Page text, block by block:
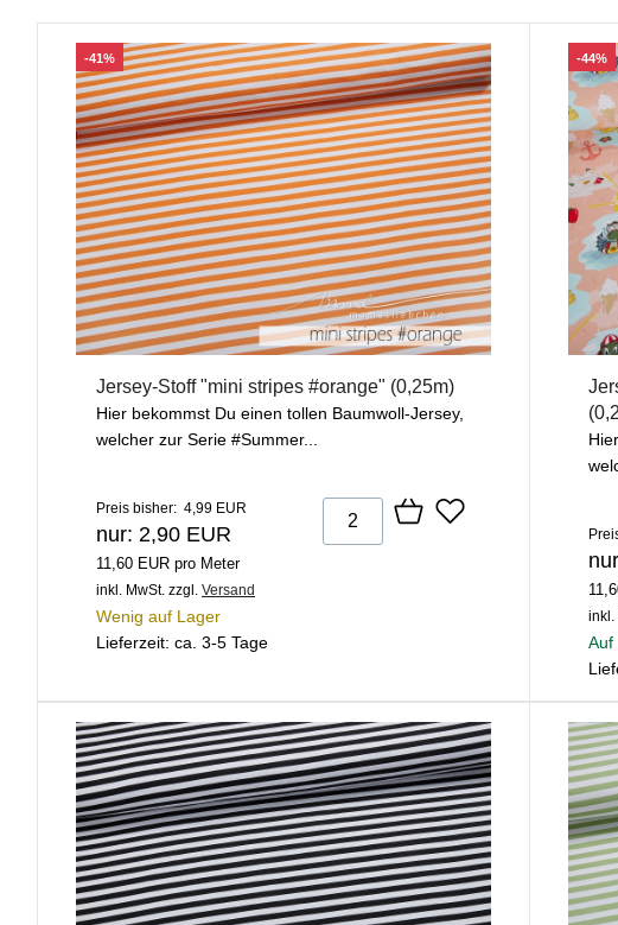
-41%
Jersey-Stoff "mini stripes #orange" (0,25m)
Hier bekommst Du einen tollen Baumwoll-Jersey,
welcher zur Serie #Summer...
Preis bisher: 4,99 EUR
nur: 2,90 EUR
11,60 EUR pro Meter
inkl. MwSt. zzgl. Versand
Wenig auf Lager
Lieferzeit: ca. 3-5 Tage
-44%
inkl.
Auf